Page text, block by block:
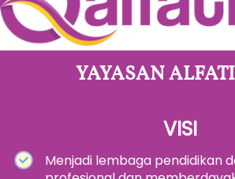
YAYASAN
VISI
Menjadi lembaga pendidikan